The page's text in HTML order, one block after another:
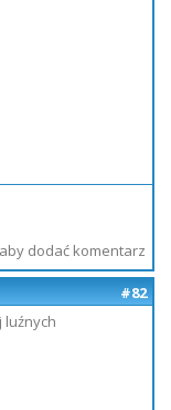
aby dodać komentarz
#82